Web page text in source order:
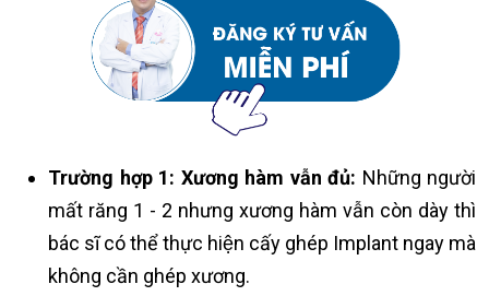
Trường hợp 1: Xương hàm vẫn đủ: Những người
mất răng 1 - 2 nhưng xương hàm vẫn còn dày thì
bác sĩ có thể thực hiện cấy ghép Implant ngay mà
không cần ghép xương.